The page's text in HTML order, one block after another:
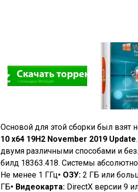
Основой для этой сборки был
10 x64 19H2 November 2019 Update
двумя различными способами и
билд 18363.418. Системы
Не менее 1 ГГц• ОЗУ: 2 ГБ или
ГБ• Видеокарта: DirectX версии 9